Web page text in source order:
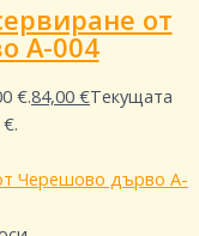
от
A-004
€.84,00 €Текущата